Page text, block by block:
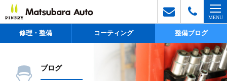
修理・整備 コーティング 整備ブログ
ブログ